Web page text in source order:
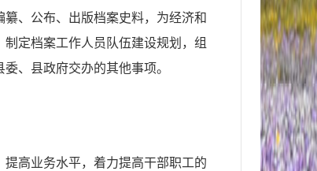
、公布、出版档案史料，为经济和
定档案工作人员队伍建设规划，组
、县政府交办的其他事项。
高业务水平，着力提高干部职工的